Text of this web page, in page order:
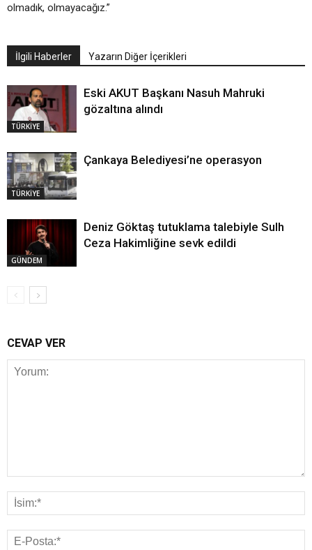
olmadık, olmayacağız.”
İlgili Haberler Yazarın Diğer İçerikleri
TÜRKİYE
Eski AKUT Başkanı Nasuh Mahruki
gözaltına alındı
TÜRKİYE
Çankaya Belediyesi’ne operasyon
GÜNDEM
Deniz Göktaş tutuklama talebiyle Sulh
Ceza Hakimliğine sevk edildi
CEVAP VER